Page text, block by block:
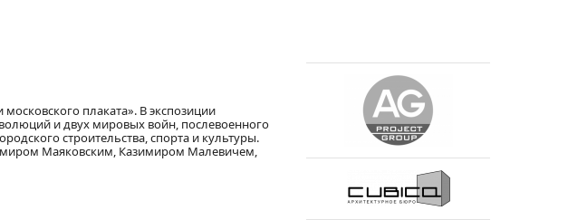
плаката». В экспозиции
и двух мировых войн, послевоенного
строительства, спорта и культуры.
Маяковским, Казимиром Малевичем,